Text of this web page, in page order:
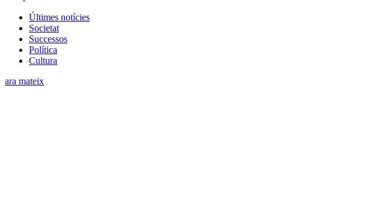
Últimes notícies
Societat
Successos
Política
Cultura
ara mateix